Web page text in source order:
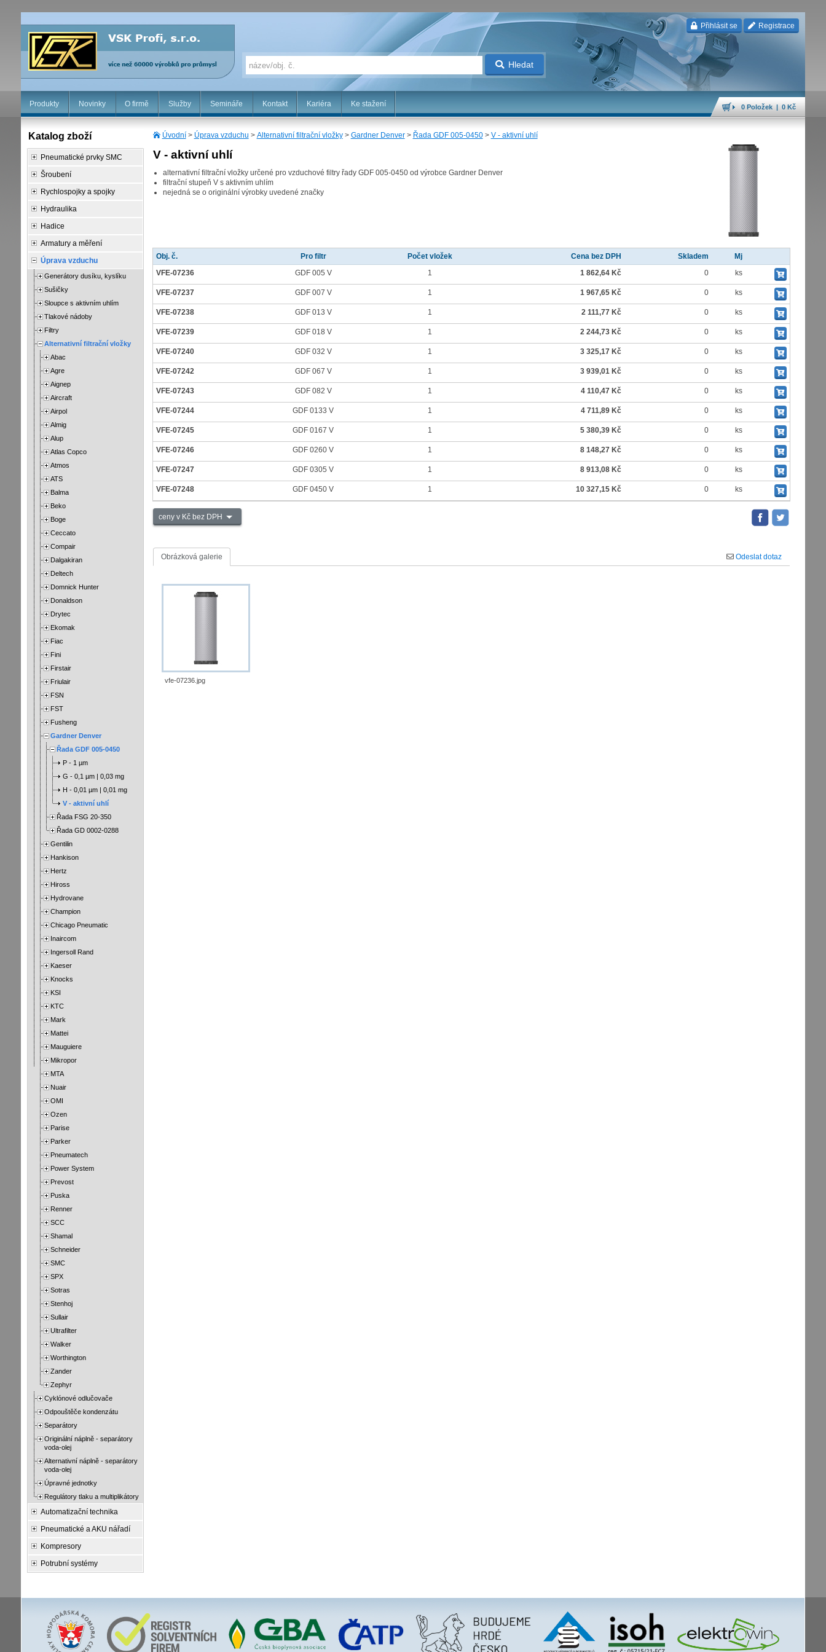
Přihlásit se Registrace
Hledat
Produkty Novinky O firmě Služby Semináře Kontakt Kariéra Ke stažení 0 Položek | 0 Kč
Úvodní> Úprava vzduchu > Alternativní filtrační vložky> Gardner Denver> Řada GDF 005-0450> V - aktivní uhlí
V - aktivní uhlí
alternativní filtrační vložky určené pro vzduchové filtry řady GDF 005-0450 od výrobce Gardner Denver
filtrační stupeň V s aktivním uhlím
nejedná se o originální výrobky uvedené značky
Obj. č. Pro filtr Počet vložek Cena bez DPH Skladem
Mj
VFE-07236
GDF 005 V 1 1 862,64 Kč 0 ks
VFE-07237 GDF 007 V 1 1 967,65 Kč 0 ks
VFE-07238 GDF 013 V 1 2 111,77 Kč 0 ks
VFE-07239 GDF 018 V 1 2 244,73 Kč 0 ks
VFE-07240 GDF 032 V 1 3 325,17 Kč 0 ks
VFE-07242 GDF 067 V 1 3 939,01 Kč 0 ks
VFE-07243 GDF 082 V 1 4 110,47 Kč 0 ks
VFE-07244 GDF 0133 V 1 4 711,89 Kč 0 ks
VFE-07245 GDF 0167 V 1 5 380,39 Kč 0 ks
VFE-07246 GDF 0260 V 1 8 148,27 Kč 0 ks
VFE-07247 GDF 0305 V 1 8 913,08 Kč 0 ks
VFE-07248 GDF 0450 V 1 10 327,15 Kč 0 ks
ceny v Kč bez DPH
Obrázková galerie Odeslat dotaz
vfe-07236.jpg
Katalog zboží
Pneumatické prvky SMC
Šroubení
Rychlospojky a spojky
Hydraulika
Hadice
Armatury a měření
Úprava vzduchu
Generátory dusíku, kyslíku
Sušičky
Sloupce s aktivním uhlím
Tlakové nádoby
Filtry
Alternativní filtrační vložky
Abac
Agre
Aignep
Aircraft
Airpol
Almig
Alup
Atlas Copco
Atmos
ATS
Balma
Beko
Boge
Ceccato
Compair
Dalgakiran
Deltech
Domnick Hunter
Donaldson
Drytec
Ekomak
Fiac
Fini
Firstair
Friulair
FSN
FST
Fusheng
Gardner Denver
Řada GDF 005-0450
P - 1 µm
G - 0,1 µm | 0,03 mg
H - 0,01 µm | 0,01 mg
V - aktivní uhlí
Řada FSG 20-350
Řada GD 0002-0288
Gentilin
Hankison
Hertz
Hiross
Hydrovane
Champion
Chicago Pneumatic
Inaircom
Ingersoll Rand
Kaeser
Knocks
KSI
KTC
Mark
Mattei
Mauguiere
Mikropor
MTA
Nuair
OMI
Ozen
Parise
Parker
Pneumatech
Power System
Prevost
Puska
Renner
SCC
Shamal
Schneider
SMC
SPX
Sotras
Stenhoj
Sullair
Ultrafilter
Walker
Worthington
Zander
Zephyr
Cyklónové odlučovače
Odpouštěče kondenzátu
Separátory
Originální náplně - separátory
voda-olej
Alternativní náplně - separátory
voda-olej
Úpravné jednotky
Regulátory tlaku a multiplikátory
Automatizační technika
Pneumatické a AKU nářadí
Kompresory
Potrubní systémy